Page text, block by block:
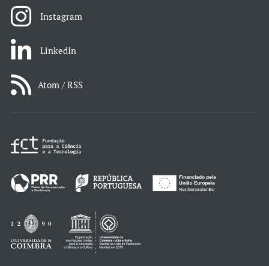
Instagram
LinkedIn
Atom / RSS